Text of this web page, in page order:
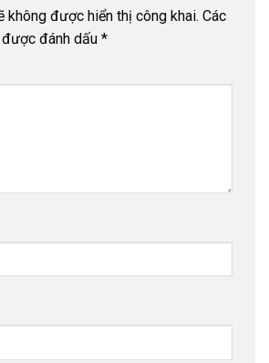
không được hiển thị công khai. Các
đánh dấu *